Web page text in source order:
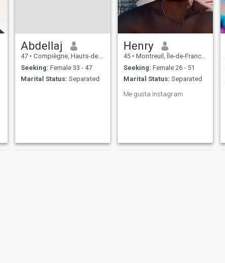
Abdellaj
47 • Compiègne, Hauts-de-France, France
Seeking: Female 33 - 47
Marital Status: Separated
Henry
45 • Montreuil, Île-de-France, France
Seeking: Female 26 - 51
Marital Status: Separated
Me gusta Instagram